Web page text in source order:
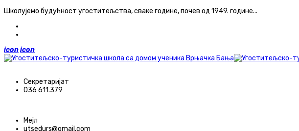
Школујемо будућност угоститељства, сваке године, почев од 1949. године...
iconicon
Секретаријат
036 611.379
Мејл
utsedurs@gmail.com